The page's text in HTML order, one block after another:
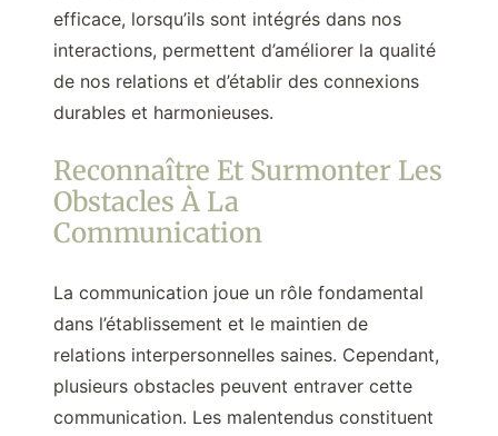
efficace, lorsqu’ils sont intégrés dans nos
interactions, permettent d’améliorer la qualité
de nos relations et d’établir des connexions
durables et harmonieuses.
Reconnaître Et Surmonter Les
Obstacles À La
Communication
La communication joue un rôle fondamental
dans l’établissement et le maintien de
relations interpersonnelles saines. Cependant,
plusieurs obstacles peuvent entraver cette
communication. Les malentendus constituent